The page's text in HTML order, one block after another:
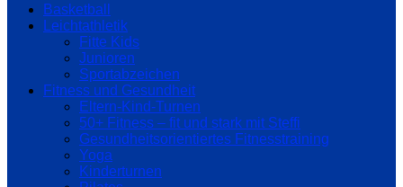
Basketball
Leichtathletik
Fitte Kids
Junioren
Sportabzeichen
Fitness und Gesundheit
Eltern-Kind-Turnen
50+ Fitness – fit und stark mit Steffi
Gesundheitsorientiertes Fitnesstraining
Yoga
Kinderturnen